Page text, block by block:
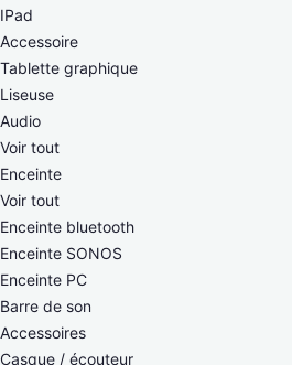
IPad
Accessoire
Tablette graphique
Liseuse
Audio
Voir tout
Enceinte
Voir tout
Enceinte bluetooth
Enceinte SONOS
Enceinte PC
Barre de son
Accessoires
Casque / écouteur